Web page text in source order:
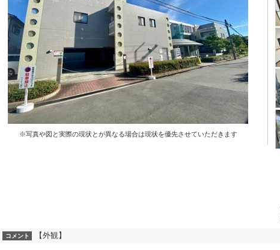
※写真や図と実際の現状とが異なる場合は現状を優先させていただきます
コメント 【外観】